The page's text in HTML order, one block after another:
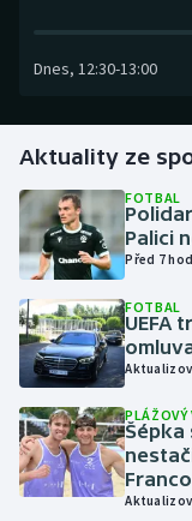
Gymnastika
Házená
Jezdectví
Judo
Krasobruslení
Lezení
Lyže a snowboard
Dnes, 12:30-13:00
Aktuality ze
FOTBAL
Palici
Před 7 hod
FOTBAL
UEFA
PLÁŽOVÝ
Šépka